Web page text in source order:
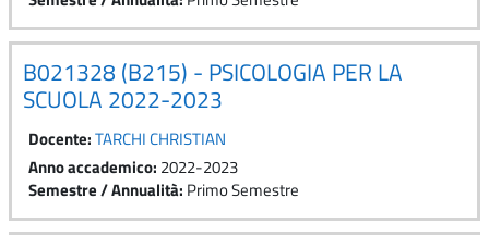
B021328 (B215) - PSICOLOGIA PER LA
SCUOLA 2022-2023
Docente:TARCHI CHRISTIAN
Anno accademico: 2022-2023
Semestre / Annualità: Primo Semestre